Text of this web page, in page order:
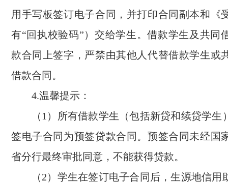
用手写板签订电子合同，并打印合同副本和《
有“回执校验码”）交给学生。借款学生及共同
款合同上签字，严禁由其他人代替借款学生或
借款合同。
4.温馨提示：
（1）所有借款学生（包括新贷和续贷学生
签电子合同为预签贷款合同。预签合同未经国
省分行最终审批同意，不能获得贷款。
（2）学生在签订电子合同后，生源地信用